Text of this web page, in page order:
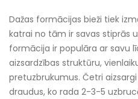
Dažas formācijas bieži tiek
katrai no tām ir savas stiprās
formācija ir populāra ar savu
aizsardzības struktūru,
pretuzbrukumus. Četri
draudus, ko rada 2-3-5